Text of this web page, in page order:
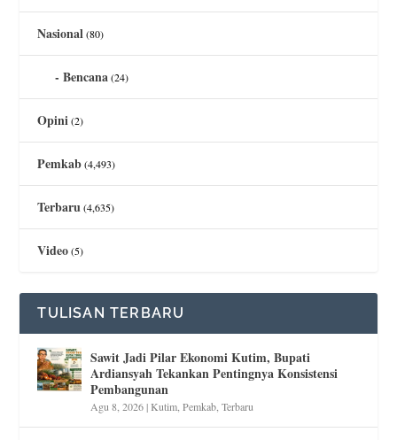
Nasional(80)
Bencana(24)
Opini(2)
Pemkab(4,493)
Terbaru(4,635)
Video(5)
TULISAN TERBARU
Sawit Jadi Pilar Ekonomi Kutim, Bupati
Ardiansyah Tekankan Pentingnya Konsistensi
Pembangunan
Agu 8, 2026|Kutim ,Pemkab ,Terbaru